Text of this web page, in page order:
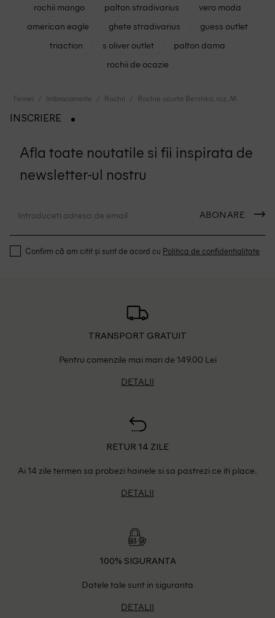
rochii mango
palton stradivarius
vero moda
american eagle
ghete stradivarius
guess outlet
triaction
s oliver outlet
palton dama
rochii de ocazie
Femei Imbracaminte Rochii Rochie scurta Bershka, roz, M
INSCRIERE
Afla toate noutatile si fii inspirata de
newsletter-ul nostru
ABONARE
Confirm că am citit și sunt de acord cu Politica de confidentialitate
TRANSPORT GRATUIT
Pentru comenzile mai mari de 149.00 Lei
DETALII
RETUR 14 ZILE
Ai 14 zile termen sa probezi hainele si sa pastrezi ce iti place.
DETALII
100% SIGURANTA
Datele tale sunt in siguranta
DETALII